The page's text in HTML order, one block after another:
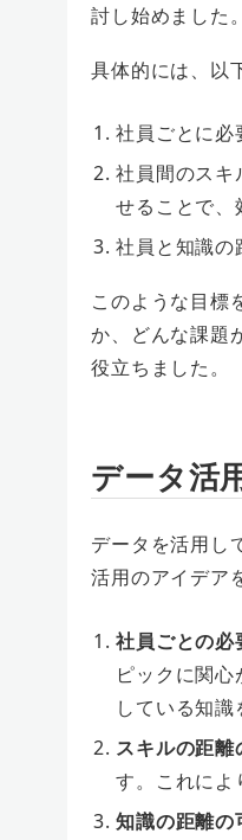
討し始めました。
具体的には、以
社員ごとに必
社員間のスキ
せることで、
社員と知識の
このような目標
か、どんな課題
役立ちました。
データ活
データを活用し
活用のアイデア
社員ごとの必
ピックに関
している知識
スキルの距離
す。これによ
知識の距離の